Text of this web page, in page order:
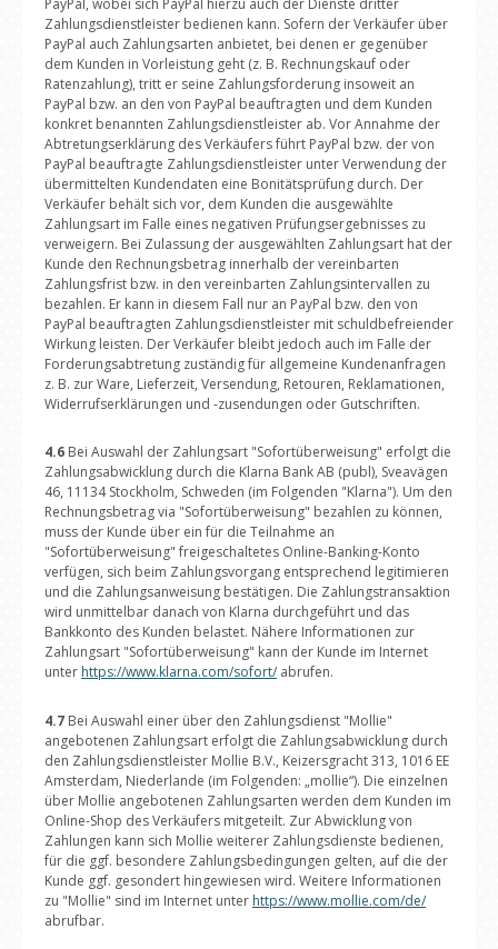
Zahlungsdienstleister bedienen kann. Sofern der Verkäufer über
PayPal auch Zahlungsarten anbietet, bei denen er gegenüber
dem Kunden in Vorleistung geht (z. B. Rechnungskauf oder
Ratenzahlung), tritt er seine Zahlungsforderung insoweit an
PayPal bzw. an den von PayPal beauftragten und dem Kunden
konkret benannten Zahlungsdienstleister ab. Vor Annahme der
Abtretungserklärung des Verkäufers führt PayPal bzw. der von
PayPal beauftragte Zahlungsdienstleister unter Verwendung der
übermittelten Kundendaten eine Bonitätsprüfung durch. Der
Verkäufer behält sich vor, dem Kunden die ausgewählte
Zahlungsart im Falle eines negativen Prüfungsergebnisses zu
verweigern. Bei Zulassung der ausgewählten Zahlungsart hat der
Kunde den Rechnungsbetrag innerhalb der vereinbarten
Zahlungsfrist bzw. in den vereinbarten Zahlungsintervallen zu
bezahlen. Er kann in diesem Fall nur an PayPal bzw. den von
PayPal beauftragten Zahlungsdienstleister mit schuldbefreiender
Wirkung leisten. Der Verkäufer bleibt jedoch auch im Falle der
Forderungsabtretung zuständig für allgemeine Kundenanfragen
z. B. zur Ware, Lieferzeit, Versendung, Retouren, Reklamationen,
Widerrufserklärungen und -zusendungen oder Gutschriften.
4.6 Bei Auswahl der Zahlungsart "Sofortüberweisung" erfolgt die
Zahlungsabwicklung durch die Klarna Bank AB (publ), Sveavägen
46, 11134 Stockholm, Schweden (im Folgenden "Klarna"). Um den
Rechnungsbetrag via "Sofortüberweisung" bezahlen zu können,
muss der Kunde über ein für die Teilnahme an
"Sofortüberweisung" freigeschaltetes Online-Banking-Konto
verfügen, sich beim Zahlungsvorgang entsprechend legitimieren
und die Zahlungsanweisung bestätigen. Die Zahlungstransaktion
wird unmittelbar danach von Klarna durchgeführt und das
Bankkonto des Kunden belastet. Nähere Informationen zur
Zahlungsart "Sofortüberweisung" kann der Kunde im Internet
unter https://www.klarna.com/sofort/ abrufen.
4.7 Bei Auswahl einer über den Zahlungsdienst "Mollie"
angebotenen Zahlungsart erfolgt die Zahlungsabwicklung durch
den Zahlungsdienstleister Mollie B.V., Keizersgracht 313, 1016 EE
Amsterdam, Niederlande (im Folgenden: „mollie“). Die einzelnen
über Mollie angebotenen Zahlungsarten werden dem Kunden im
Online-Shop des Verkäufers mitgeteilt. Zur Abwicklung von
Zahlungen kann sich Mollie weiterer Zahlungsdienste bedienen,
für die ggf. besondere Zahlungsbedingungen gelten, auf die der
Kunde ggf. gesondert hingewiesen wird. Weitere Informationen
zu "Mollie" sind im Internet unter https://www.mollie.com/de/
abrufbar.